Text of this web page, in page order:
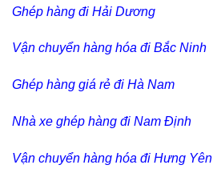
Ghép hàng đi Hải Dương
Vận chuyển hàng hóa đi Bắc Ninh
Ghép hàng giá rẻ đi Hà Nam
Nhà xe ghép hàng đi Nam Định
Vận chuyển hàng hóa đi Hưng Yên